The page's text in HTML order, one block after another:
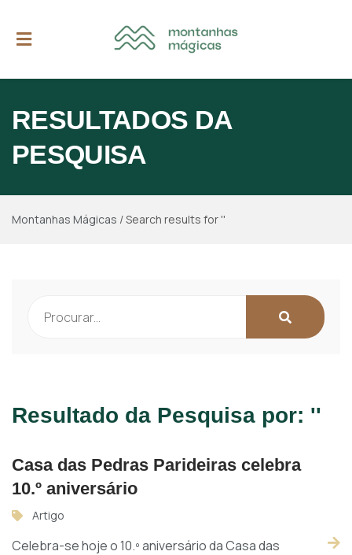
RESULTADOS DA
PESQUISA
Montanhas Mágicas /Search results for ''
Resultado da Pesquisa por: ''
Casa das Pedras Parideiras celebra
10.º aniversário
Artigo
Celebra-se hoje o 10.º aniversário da Casa das